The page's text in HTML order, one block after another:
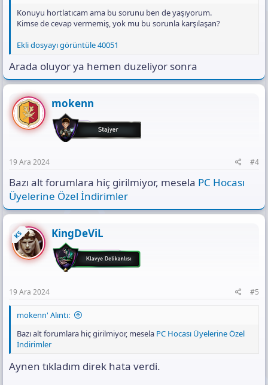
Konuyu hortlatıcam ama bu sorunu ben de yaşıyorum.
Kimse de cevap vermemiş, yok mu bu sorunla karşılaşan?
Ekli dosyayı görüntüle 40051
Arada oluyor ya hemen duzeliyor sonra
mokenn
19 Ara 2024 #4
Bazı alt forumlara hiç girilmiyor, mesela PC Hocası
Üyelerine Özel İndirimler
KS KingDeViL
19 Ara 2024 #5
mokenn' Alıntı:
Bazı alt forumlara hiç girilmiyor, mesela PC Hocası Üyelerine Özel
İndirimler
Aynen tıkladım direk hata verdi.